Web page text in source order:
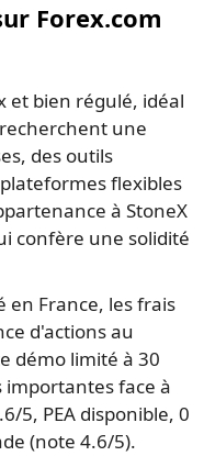
Forex.com
et bien régulé, idéal
une
des outils
flexibles
à StoneX
confère une solidité
en France, les frais
d'actions au
démo limité à 30
face à
5, PEA disponible, 0
(note 4.6/5).